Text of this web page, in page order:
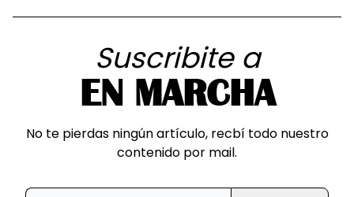
Suscribite a
EN MARCHA
No te pierdas ningún artículo, recbí todo nuestro
contenido por mail.